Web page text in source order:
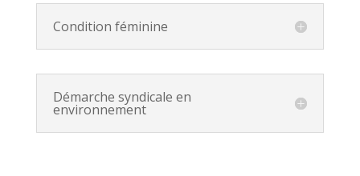
Condition féminine
Démarche syndicale en
environnement